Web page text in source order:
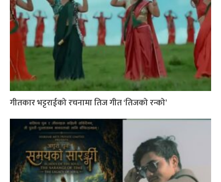
गीतकार भट्टराईको रचनामा तिज गीत ‘तिजको रन्को’